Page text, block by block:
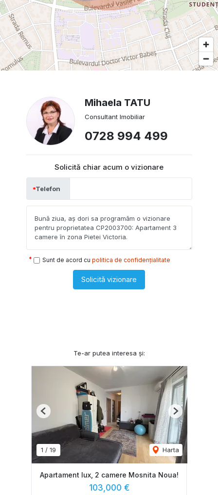
Mihaela TATU
Consultant Imobiliar
0728 994 499
Solicită chiar acum o vizionare
Telefon
Sunt de acord cu politica de confidențialitate
Solicită vizionare
Te-ar putea interesa și:
1 / 19 Harta
Previous Next
Apartament lux, 2 camere Mosnita Noua!
103,000 €